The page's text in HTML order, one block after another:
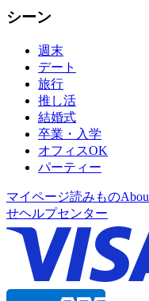
シーン
週末
デート
旅行
推し活
結婚式
卒業・入学
オフィスOK
パーティー
マイページ読みもの
せヘルプセンター